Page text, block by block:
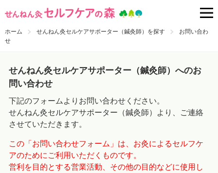
ホーム せんねん灸セルケアサポーター（鍼灸師）を探す
お問い合わ
せ
せんねん灸セルケアサポーター（鍼灸師）へのお
問い合わせ
下記のフォームよりお問い合わせください。
せんねん灸セルケアサポーター（鍼灸師）より、ご連絡
させていただきます。
この「お問い合わせフォーム」は、お灸によるセルフケ
アのためにご利用いただくものです。
営利を目的とする営業活動、その他の目的などに使用し